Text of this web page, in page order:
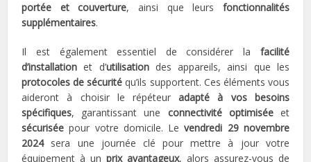
portée et couverture, ainsi que leurs fonctionnalités
supplémentaires.
Il est également essentiel de considérer la facilité
d’installation et d’utilisationdes appareils, ainsi que les
protocoles de sécurité qu’ils supportent. Ces éléments vous
aideront à choisir le répéteuradapté à vos besoins
spécifiques, garantissant une connectivité optimiséeet
sécurisée pour votre domicile. Levendredi 29 novembre
2024sera une journée clé pour mettre à jour votre
équipement à unprix avantageux, alors assurez-vous de